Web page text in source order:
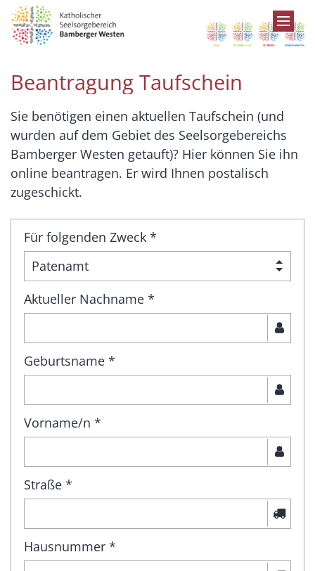
Zum Inhalt springen
Beantragung Taufschein
Sie benötigen einen aktuellen Taufschein (und
wurden auf dem Gebiet des Seelsorgebereichs
Bamberger Westen getauft)? Hier können Sie ihn
online beantragen. Er wird Ihnen postalisch
zugeschickt.
Für folgenden Zweck *
Aktueller Nachname *
Geburtsname *
Vorname/n *
Straße *
Hausnummer *